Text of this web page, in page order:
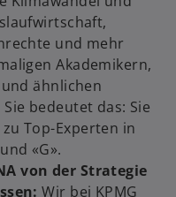
und mehr
Akademikern,
ähnlichen
bedeutet das: Sie
Top-Experten in
«G».
von der Strategie
Wir bei KPMG